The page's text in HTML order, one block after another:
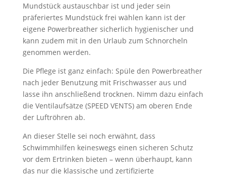
Mundstück austauschbar ist und jeder sein
präferiertes Mundstück frei wählen kann ist der
eigene Powerbreather sicherlich hygienischer und
kann zudem mit in den Urlaub zum Schnorcheln
genommen werden.
Die Pflege ist ganz einfach: Spüle den Powerbreather
nach jeder Benutzung mit Frischwasser aus und
lasse ihn anschließend trocknen. Nimm dazu einfach
die Ventilaufsätze (SPEED VENTS) am oberen Ende
der Luftröhren ab.
An dieser Stelle sei noch erwähnt, dass
Schwimmhilfen keineswegs einen sicheren Schutz
vor dem Ertrinken bieten – wenn überhaupt, kann
das nur die klassische und zertifizierte